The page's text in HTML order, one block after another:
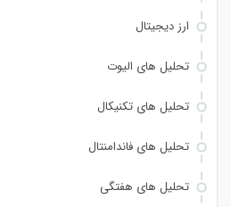
ارز دیجیتال
تحلیل های الیوت
تحلیل های تکنیکال
تحلیل های فاندامنتال
تحلیل های هفتگی